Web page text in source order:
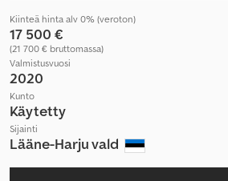
Kiinteä hinta alv 0% (veroton)
17 500 €
(21 700 € bruttomassa)
Valmistusvuosi
2020
Kunto
Käytetty
Sijainti
Lääne-Harju vald